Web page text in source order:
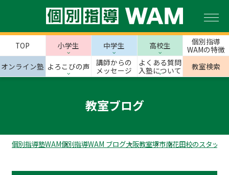
TOP 小学生 中学生 高校生
個別指導
WAMの特徴
オンライン塾 よろこびの声
講師からの
メッセージ
よくある質問
入塾について
教室検索
教室ブログ
個別指導塾WAM個別指導WAM ブログ大阪教室堺市南花田校のスタッフ